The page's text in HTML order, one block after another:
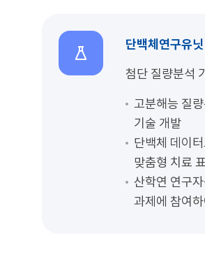
단백체연구유닛
첨단 질량분석
고분해능 질
기술 개발
단백체 데이
맞춤형 치료
산학연 연구
과제에 참여